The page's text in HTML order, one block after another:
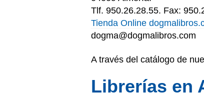
Tlf. 950.26.28.55. Fax:
Tienda Online
dogma@dogmalibros.com
A través del catálogo de
Librerías en